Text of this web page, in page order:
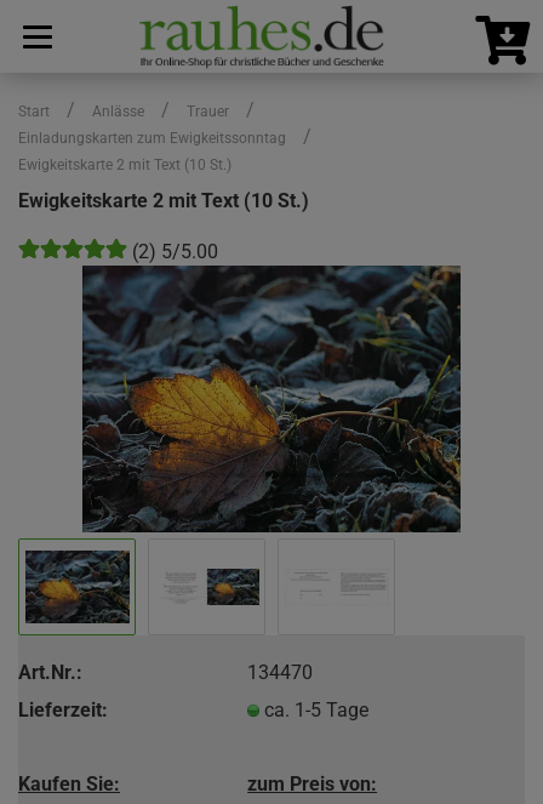
Start / Anlässe / Trauer /
Einladungskarten zum Ewigkeitssonntag /
Ewigkeitskarte 2 mit Text (10 St.)
Ewigkeitskarte 2 mit Text (10 St.)
(2) 5/5.00
Art.Nr.:
134470
Lieferzeit:
ca. 1-5 Tage
Kaufen Sie:
zum Preis von: